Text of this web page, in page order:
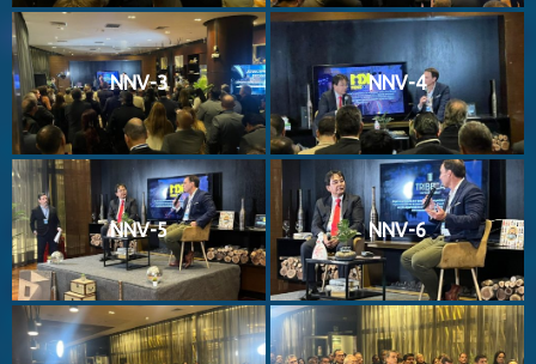
NNV-3 NNV-4
NNV-5 NNV-6